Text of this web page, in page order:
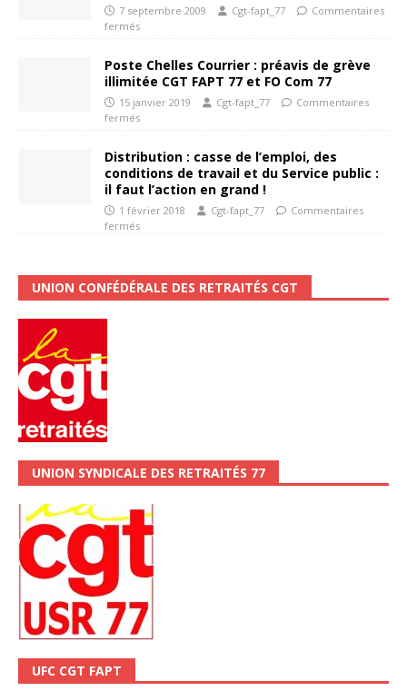
7 septembre 2009 Cgt-fapt_77
Commentaires
fermés
Poste Chelles Courrier : préavis de grève
illimitée CGT FAPT 77 et FO Com 77
15 janvier 2019 Cgt-fapt_77
Commentaires
fermés
Distribution : casse de l’emploi, des
conditions de travail et du Service public :
il faut l’action en grand !
1 février 2018 Cgt-fapt_77
Commentaires
fermés
UNION CONFÉDÉRALE DES RETRAITÉS CGT
UNION SYNDICALE DES RETRAITÉS 77
UFC CGT FAPT